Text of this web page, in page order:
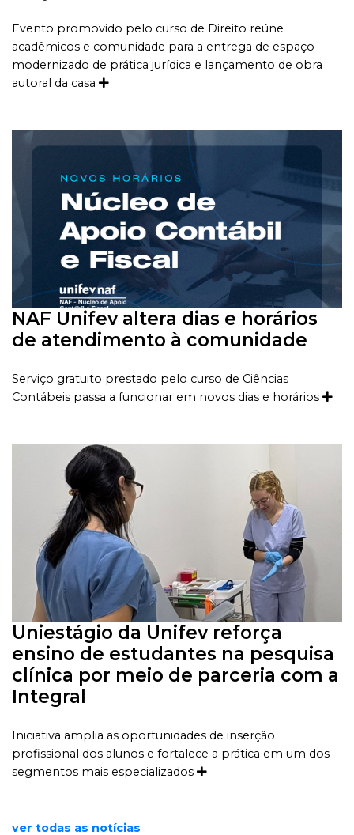
Evento promovido pelo curso de Direito reúne
acadêmicos e comunidade para a entrega de espaço
modernizado de prática jurídica e lançamento de obra
autoral da casa
NAF Unifev altera dias e horários
de atendimento à comunidade
Serviço gratuito prestado pelo curso de Ciências
Contábeis passa a funcionar em novos dias e horários
Uniestágio da Unifev reforça
ensino de estudantes na pesquisa
clínica por meio de parceria com a
Integral
Iniciativa amplia as oportunidades de inserção
profissional dos alunos e fortalece a prática em um dos
segmentos mais especializados
ver todas as notícias